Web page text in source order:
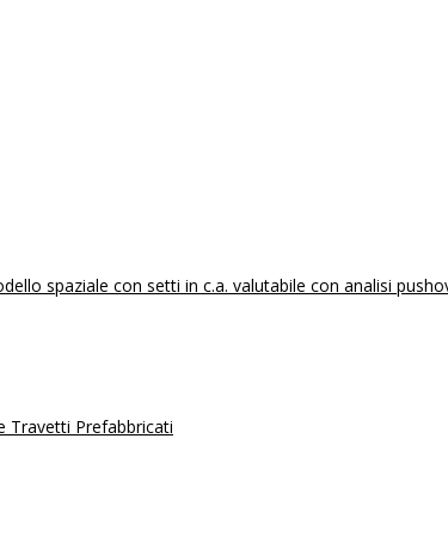
spaziale con setti in c.a. valutabile con analisi
Travetti Prefabbricati